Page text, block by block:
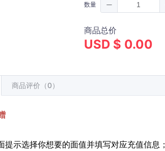
数量
商品总价
USD $ 0.00
商品评价（0）
提示选择你想要的面值并填写对应充值信息；